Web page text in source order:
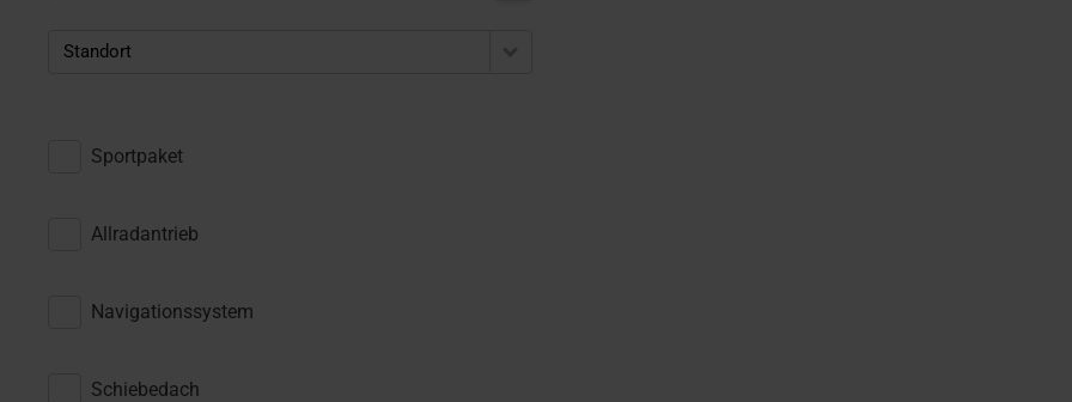
Standort
Sportpaket
Allradantrieb
Navigationssystem
Schiebedach